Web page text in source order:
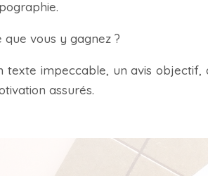
que vous y gagnez ?
texte impeccable, un avis
assurés.